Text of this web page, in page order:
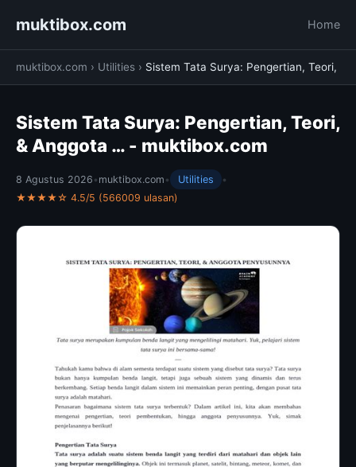
muktibox.com Home
muktibox.com › Utilities › Sistem Tata Surya: Pengertian, Teori,
Sistem Tata Surya: Pengertian, Teori,
& Anggota … - muktibox.com
8 Agustus 2026 • muktibox.com • Utilities
•
★★★★☆ 4.5/5 (566009 ulasan)